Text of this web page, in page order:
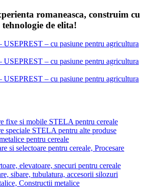
romaneasca, construim cu
tehnologie de elita!
fixe si mobile STELA pentru cereale
speciale STELA pentru alte produse
pentru cereale
si selectoare pentru cereale, Procesare
elevatoare, snecuri pentru cereale
sibare, tubulatura, accesorii silozuri
Constructii metalice